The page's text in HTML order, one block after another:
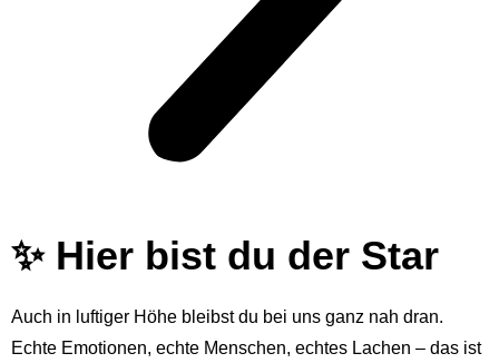
✨ Hier bist du der Star
Auch in luftiger Höhe bleibst du bei uns ganz nah dran.
Echte Emotionen, echte Menschen, echtes Lachen – das ist